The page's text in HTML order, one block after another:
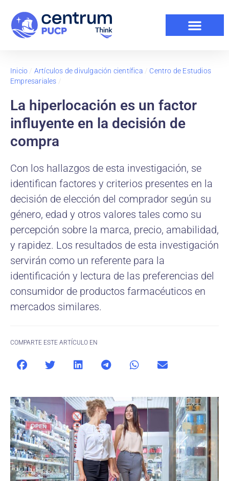
Inicio / Artículos de divulgación científica / Centro de Estudios
Empresariales /
La hiperlocación es un factor
influyente en la decisión de
compra
Con los hallazgos de esta investigación, se
identifican factores y criterios presentes en la
decisión de elección del comprador según su
género, edad y otros valores tales como su
percepción sobre la marca, precio, amabilidad,
y rapidez. Los resultados de esta investigación
servirán como un referente para la
identificación y lectura de las preferencias del
consumidor de productos farmacéuticos en
mercados similares.
COMPARTE ESTE ARTÍCULO EN